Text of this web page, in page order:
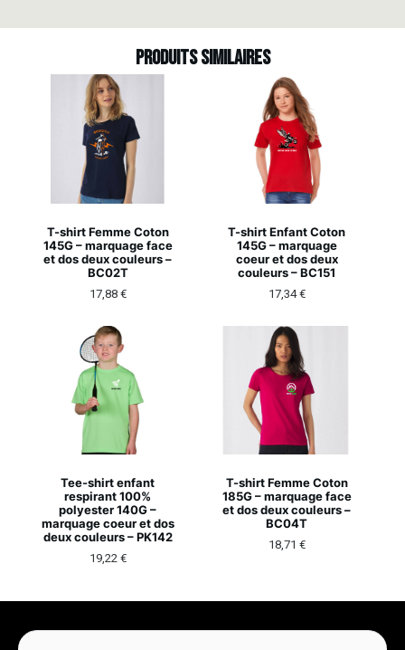
Produits similaires
T-shirt Femme Coton
145G – marquage face
et dos deux couleurs –
BC02T
17,88 €
T-shirt Enfant Coton
145G – marquage
coeur et dos deux
couleurs – BC151
17,34€
Tee-shirt enfant
respirant 100%
polyester 140G –
marquage coeur et dos
deux couleurs – PK142
19,22 €
T-shirt Femme Coton
185G – marquage face
et dos deux couleurs –
BC04T
18,71 €